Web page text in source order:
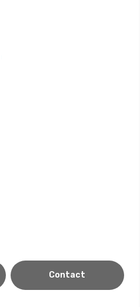
Contact